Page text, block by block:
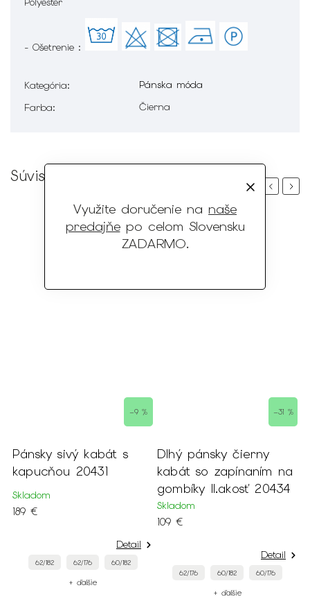
Využite doručenie na naše
predajňepo celom Slovensku
ZADARMO.
- Ošetrenie :
Kategória:
Pánska móda
Farba: Čierna
Súvisiaci tovar
Previous
–9 %
Pánsky sivý kabát s
kapucňou 20431
Skladom
189 €
Detail
62/182 62/176 60/182
+ ďalšie
–31 %
Dlhý pánsky čierny
kabát so zapínaním na
gombíky II.akosť 20434
Skladom
109 €
Detail
62/176 60/182 60/176
+ ďalšie
Next